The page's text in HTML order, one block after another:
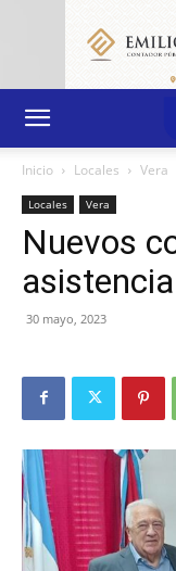
Inicio Locales Vera
Locales Vera
Nuevos
30 mayo, 2023